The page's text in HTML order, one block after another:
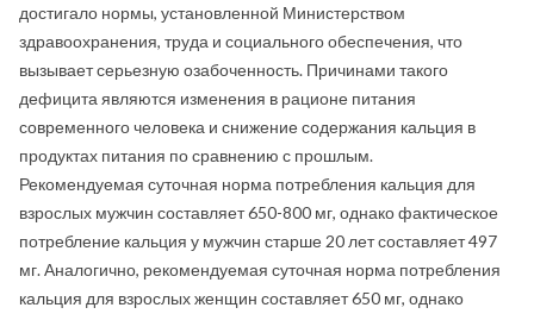
достигало нормы, установленной Министерством
здравоохранения, труда и социального обеспечения, что
вызывает серьезную озабоченность. Причинами такого
дефицита являются изменения в рационе питания
современного человека и снижение содержания кальция в
продуктах питания по сравнению с прошлым.
Рекомендуемая суточная норма потребления кальция для
взрослых мужчин составляет 650-800 мг, однако фактическое
потребление кальция у мужчин старше 20 лет составляет 497
мг. Аналогично, рекомендуемая суточная норма потребления
кальция для взрослых женщин составляет 650 мг, однако